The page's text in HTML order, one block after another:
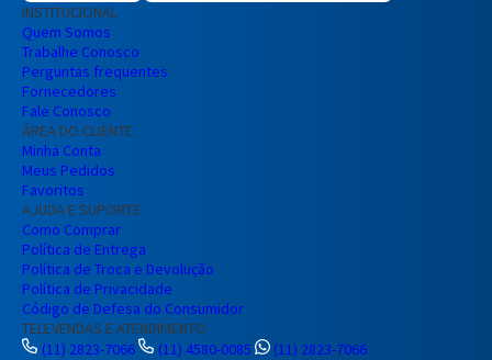
INSTITUCIONAL
Quem Somos
Trabalhe Conosco
Perguntas frequentes
Fornecedores
Fale Conosco
ÁREA DO CLIENTE
Minha Conta
Meus Pedidos
Favoritos
AJUDA E SUPORTE
Como Comprar
Política de Entrega
Política de Troca e Devolução
Política de Privacidade
Código de Defesa do Consumidor
TELEVENDAS E ATENDIMENTO
(11) 2823-7066
(11) 4580-0085
(11) 2823-7066